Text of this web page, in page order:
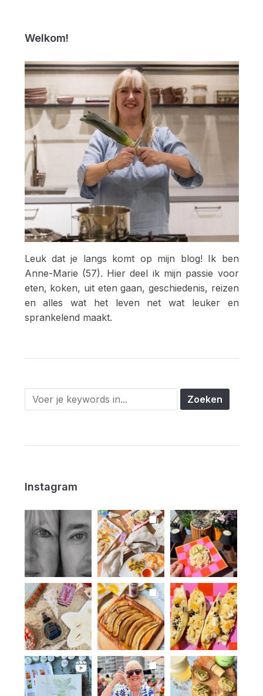
Welkom!
Leuk dat je langs komt op mijn blog! Ik ben
Anne-Marie (57). Hier deel ik mijn passie voor
eten, koken, uit eten gaan, geschiedenis, reizen
en alles wat het leven net wat leuker en
sprankelend maakt.
Instagram